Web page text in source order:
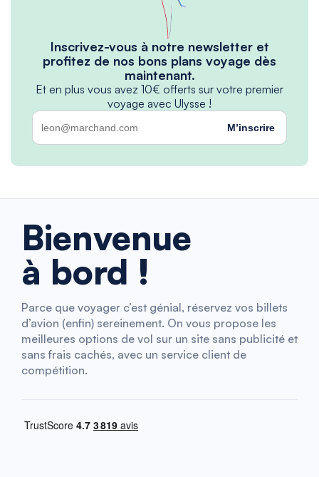
Inscrivez-vous à notre newsletter et
profitez de nos bons plans voyage dès
maintenant.
Et en plus vous avez 10€ offerts sur votre premier
voyage avec Ulysse !
M’inscrire
Bienvenue
à bord !
Parce que voyager c’est génial, réservez vos billets
d’avion (enfin) sereinement. On vous propose les
meilleures options de vol sur un site sans publicité et
sans frais cachés, avec un service client de
compétition.